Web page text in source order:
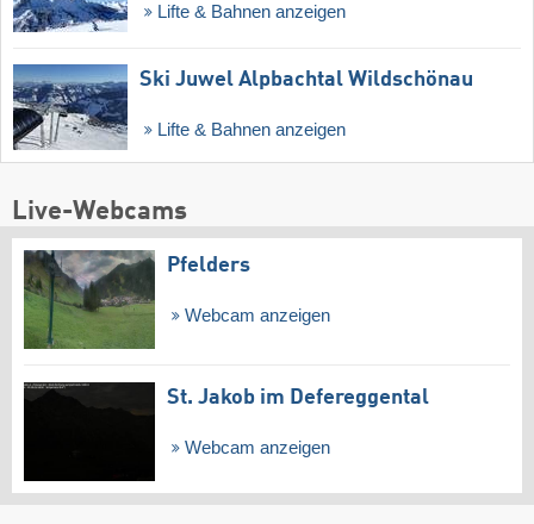
Lifte & Bahnen anzeigen
Ski Juwel Alpbachtal Wildschönau
Lifte & Bahnen anzeigen
Live-Webcams
Pfelders
Webcam anzeigen
St. Jakob im Defereggental
Webcam anzeigen